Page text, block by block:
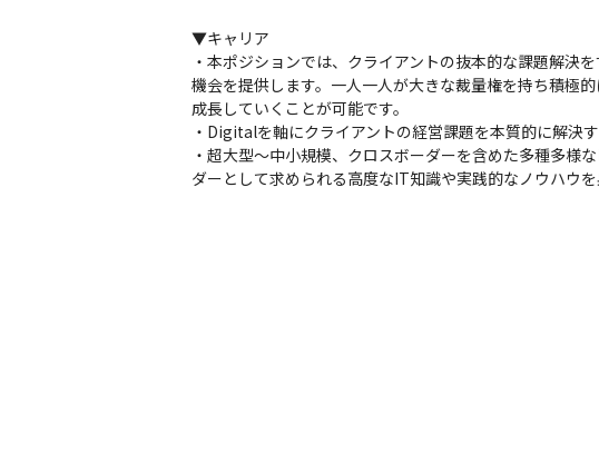
▼キャリア
・本ポジションでは、クライアントの抜本的な課題解決
機会を提供します。一人一人が大きな裁量権を持ち積極
成長していくことが可能です。
・Digitalを軸にクライアントの経営課題を本質的に解決
・超大型～中小規模、クロスボーダーを含めた多種多様
ダーとして求められる高度なIT知識や実践的なノウハウを